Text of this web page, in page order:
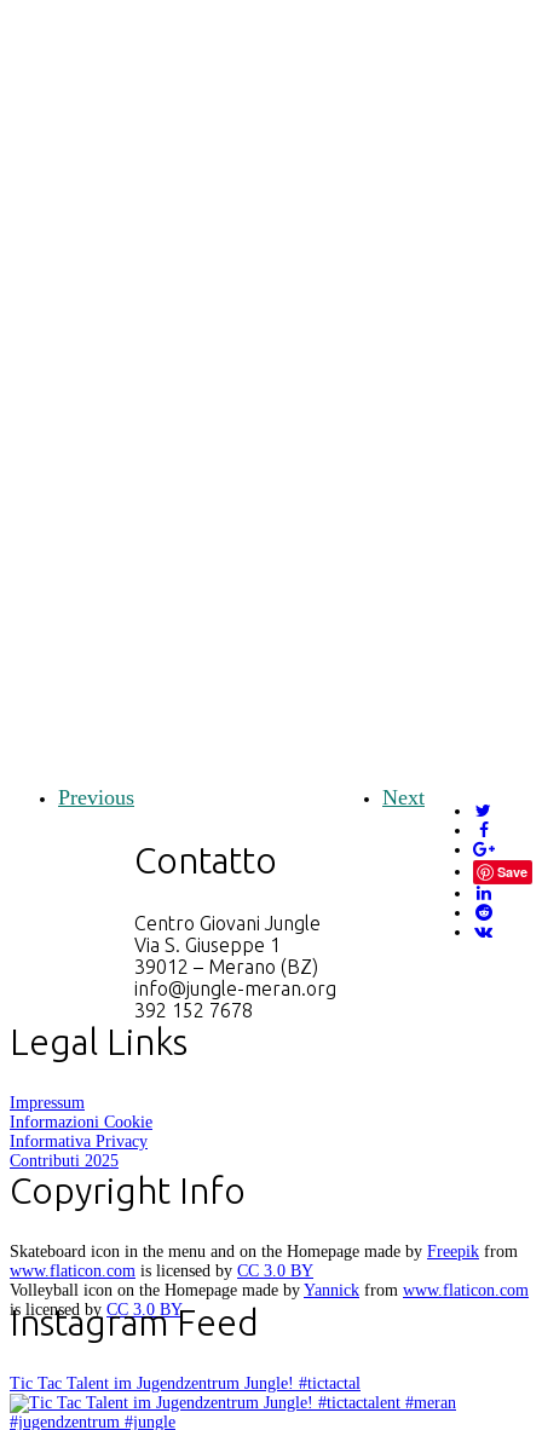
Save
Previous Next
Contatto
Centro Giovani Jungle
Via S. Giuseppe 1
39012 – Merano (BZ)
info@jungle-meran.org
392 152 7678
Legal Links
Impressum
Informazioni Cookie
Informativa Privacy
Contributi 2025
Copyright Info
Skateboard icon in the menu and on the Homepage made by Freepik from
www.flaticon.com is licensed by CC 3.0 BY
Volleyball icon on the Homepage made by Yannick from www.flaticon.com
is licensed by CC 3.0 BY
Instagram Feed
Tic Tac Talent im Jugendzentrum Jungle! #tictactal